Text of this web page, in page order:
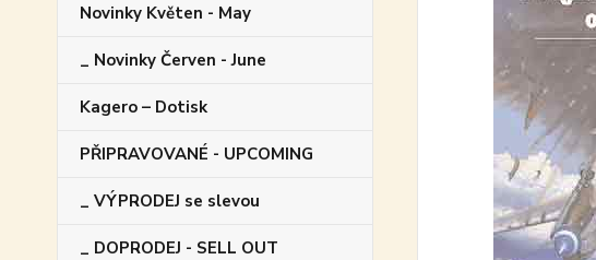
Novinky Květen - May
_ Novinky Červen - June
Kagero – Dotisk
PŘIPRAVOVANÉ - UPCOMING
_ VÝPRODEJ se slevou
_ DOPRODEJ - SELL OUT